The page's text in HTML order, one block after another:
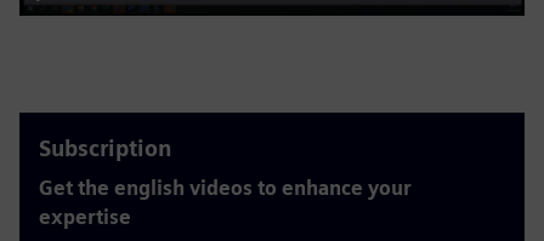
Play Mute Settings
PIP
Enter
Subscription
Get the english videos to enhance your
expertise